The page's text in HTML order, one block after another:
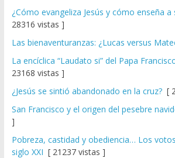
¿Cómo evangeliza Jesús y cómo enseña a
28316 vistas ]
Las bienaventuranzas: ¿Lucas versus
La encíclica “Laudato si” del Papa
23168 vistas ]
¿Jesús se sintió abandonado en la cruz?[
San Francisco y el origen del pesebre
]
Pobreza, castidad y obediencia… Los
siglo XXI [ 21237 vistas ]